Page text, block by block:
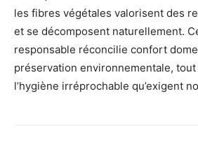
les fibres végétales valorisent des
et se décomposent naturellement.
responsable réconcilie confort
préservation environnementale,
l’hygiène irréprochable qu’exigent